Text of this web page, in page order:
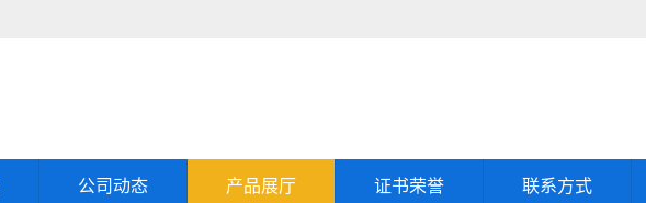
公司动态 产品展厅 证书荣誉 联系方式